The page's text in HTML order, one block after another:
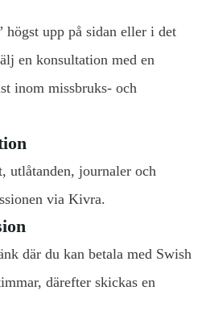
högst upp på sidan eller i det
en konsultation med en
inom missbruks- och
utlåtanden, journaler och
via Kivra.
där du kan betala med Swish
därefter skickas en